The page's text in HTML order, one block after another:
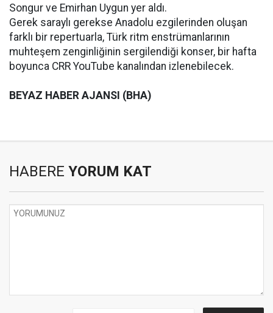
Songur ve Emirhan Uygun yer aldı.
Gerek saraylı gerekse Anadolu ezgilerinden oluşan
farklı bir repertuarla, Türk ritm enstrümanlarının
muhteşem zenginliğinin sergilendiği konser, bir hafta
boyunca CRR YouTube kanalından izlenebilecek.
BEYAZ HABER AJANSI (BHA)
HABERE YORUM KAT